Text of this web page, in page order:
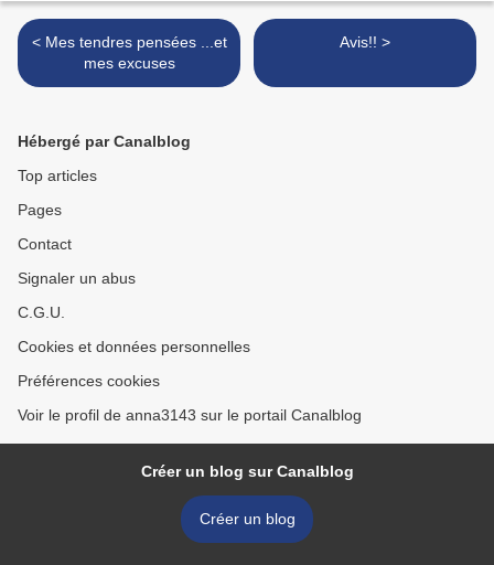
< Mes tendres pensées ...et
mes excuses
Avis!! >
Hébergé par Canalblog
Top articles
Pages
Contact
Signaler un abus
C.G.U.
Cookies et données personnelles
Préférences cookies
Voir le profil de anna3143 sur le portail Canalblog
Créer un blog sur Canalblog
Créer un blog